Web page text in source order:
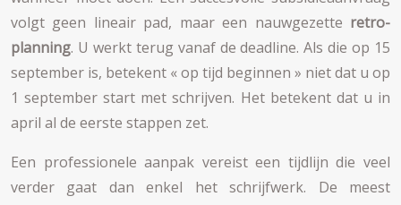
volgt geen lineair pad, maar een nauwgezette retro-
planning. U werkt terug vanaf de deadline. Als die op 15
september is, betekent « op tijd beginnen » niet dat u op
1 september start met schrijven. Het betekent dat u in
april al de eerste stappen zet.
Een professionele aanpak vereist een tijdlijn die veel
verder gaat dan enkel het schrijfwerk. De meest